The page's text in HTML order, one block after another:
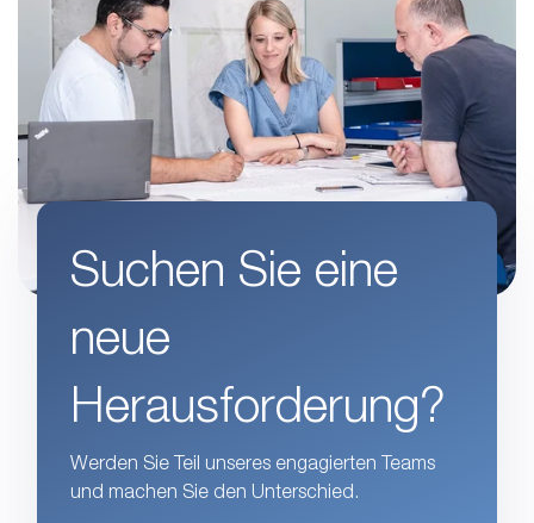
Suchen Sie eine
neue
Herausforderung?
Werden Sie Teil unseres engagierten Teams
und machen Sie den Unterschied.